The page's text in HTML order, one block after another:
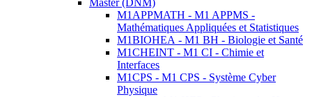
Master (DNM)
M1APPMATH - M1 APPMS -
Mathématiques Appliquées et Statistiques
M1BIOHEA - M1 BH - Biologie et Santé
M1CHEINT - M1 CI - Chimie et
Interfaces
M1CPS - M1 CPS - Système Cyber
Physique